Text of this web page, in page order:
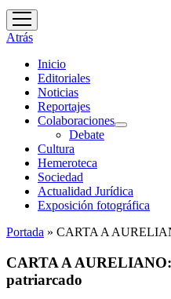
abrir
menú
Atrás
Inicio
Editoriales
Noticias
Reportajes
Colaboraciones
abrir
Debate
Cultura
Hemeroteca
Sociedad
Actualidad Jurídica
Exposición fotográfica
Portada » CARTA A
CARTA A
patriarcado